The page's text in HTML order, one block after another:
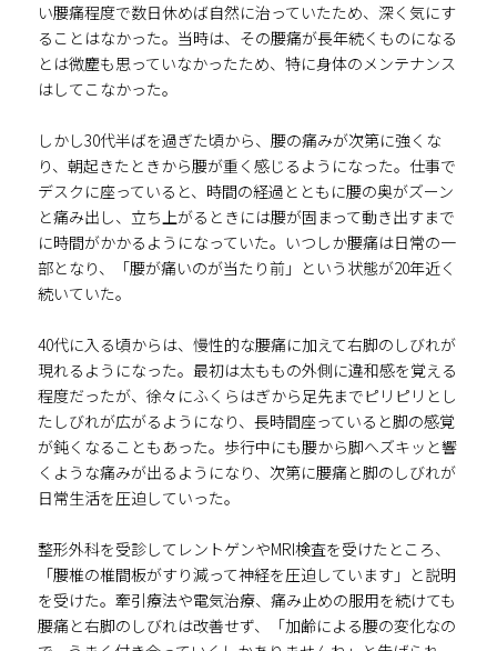
い腰痛程度で数日休めば自然に治っていたため、深く気にす
ることはなかった。当時は、その腰痛が長年続くものになる
とは微塵も思っていなかったため、特に身体のメンテナンス
はしてこなかった。
しかし30代半ばを過ぎた頃から、腰の痛みが次第に強くな
り、朝起きたときから腰が重く感じるようになった。仕事で
デスクに座っていると、時間の経過とともに腰の奥がズーン
と痛み出し、立ち上がるときには腰が固まって動き出すまで
に時間がかかるようになっていた。いつしか腰痛は日常の一
部となり、「腰が痛いのが当たり前」という状態が20年近く
続いていた。
40代に入る頃からは、慢性的な腰痛に加えて右脚のしびれが
現れるようになった。最初は太ももの外側に違和感を覚える
程度だったが、徐々にふくらはぎから足先までピリピリとし
たしびれが広がるようになり、長時間座っていると脚の感覚
が鈍くなることもあった。歩行中にも腰から脚へズキッと響
くような痛みが出るようになり、次第に腰痛と脚のしびれが
日常生活を圧迫していった。
整形外科を受診してレントゲンやMRI検査を受けたところ、
「腰椎の椎間板がすり減って神経を圧迫しています」と説明
を受けた。牽引療法や電気治療、痛み止めの服用を続けても
腰痛と右脚のしびれは改善せず、「加齢による腰の変化なの